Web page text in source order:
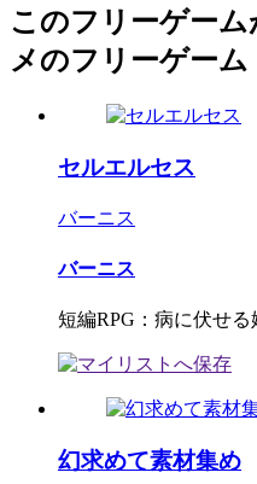
このフリーゲー
メのフリーゲーム
セルエルセス
バーニス
バーニス
短編RPG：病に伏せる
幻求めて素材集め